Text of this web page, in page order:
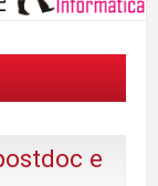
e